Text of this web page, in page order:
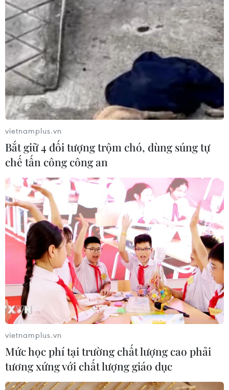
vietnamplus.vn
Bắt giữ 4 đối tượng trộm chó, dùng súng tự
chế tấn công công an
vietnamplus.vn
Mức học phí tại trường chất lượng cao phải
tương xứng với chất lượng giáo dục